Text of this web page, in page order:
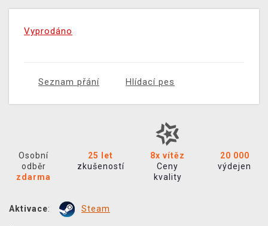
Vyprodáno
Seznam přání Hlídací pes
Osobní
odběr
zdarma
25 let
zkušeností
8x vítěz
Ceny
kvality
20 000
výdejen
Aktivace: Steam